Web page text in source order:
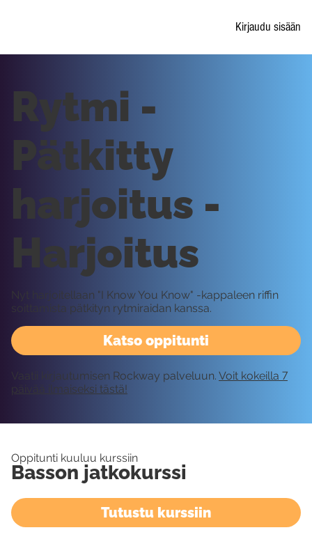
Kirjaudu sisään
Katso oppitunti
Rytmi -
Pätkitty
harjoitus -
Harjoitus
Nyt harjoitellaan "I Know You Know" -kappaleen riffin
soittamista pätkityn rytmiraidan kanssa.
Vaatii kirjautumisen Rockway palveluun. Voit kokeilla 7
päivää ilmaiseksi tästä!
Oppitunti kuuluu kurssiin
Basson jatkokurssi
Tutustu kurssiin